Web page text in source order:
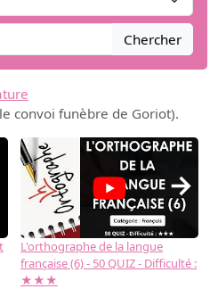
Chercher
convoi funèbre de Goriot).
L'orthographe de la langue
française (6) - 50 QUIZ - Difficulté :
★★★
→